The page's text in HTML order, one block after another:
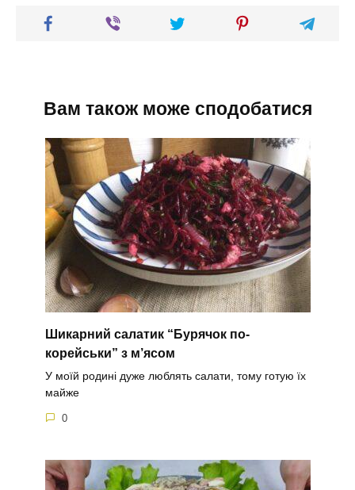
Вам також може сподобатися
Шикарний салатик “Бурячок по-
корейськи” з м’ясом
У моїй родині дуже люблять салати, тому готую їх
майже
0